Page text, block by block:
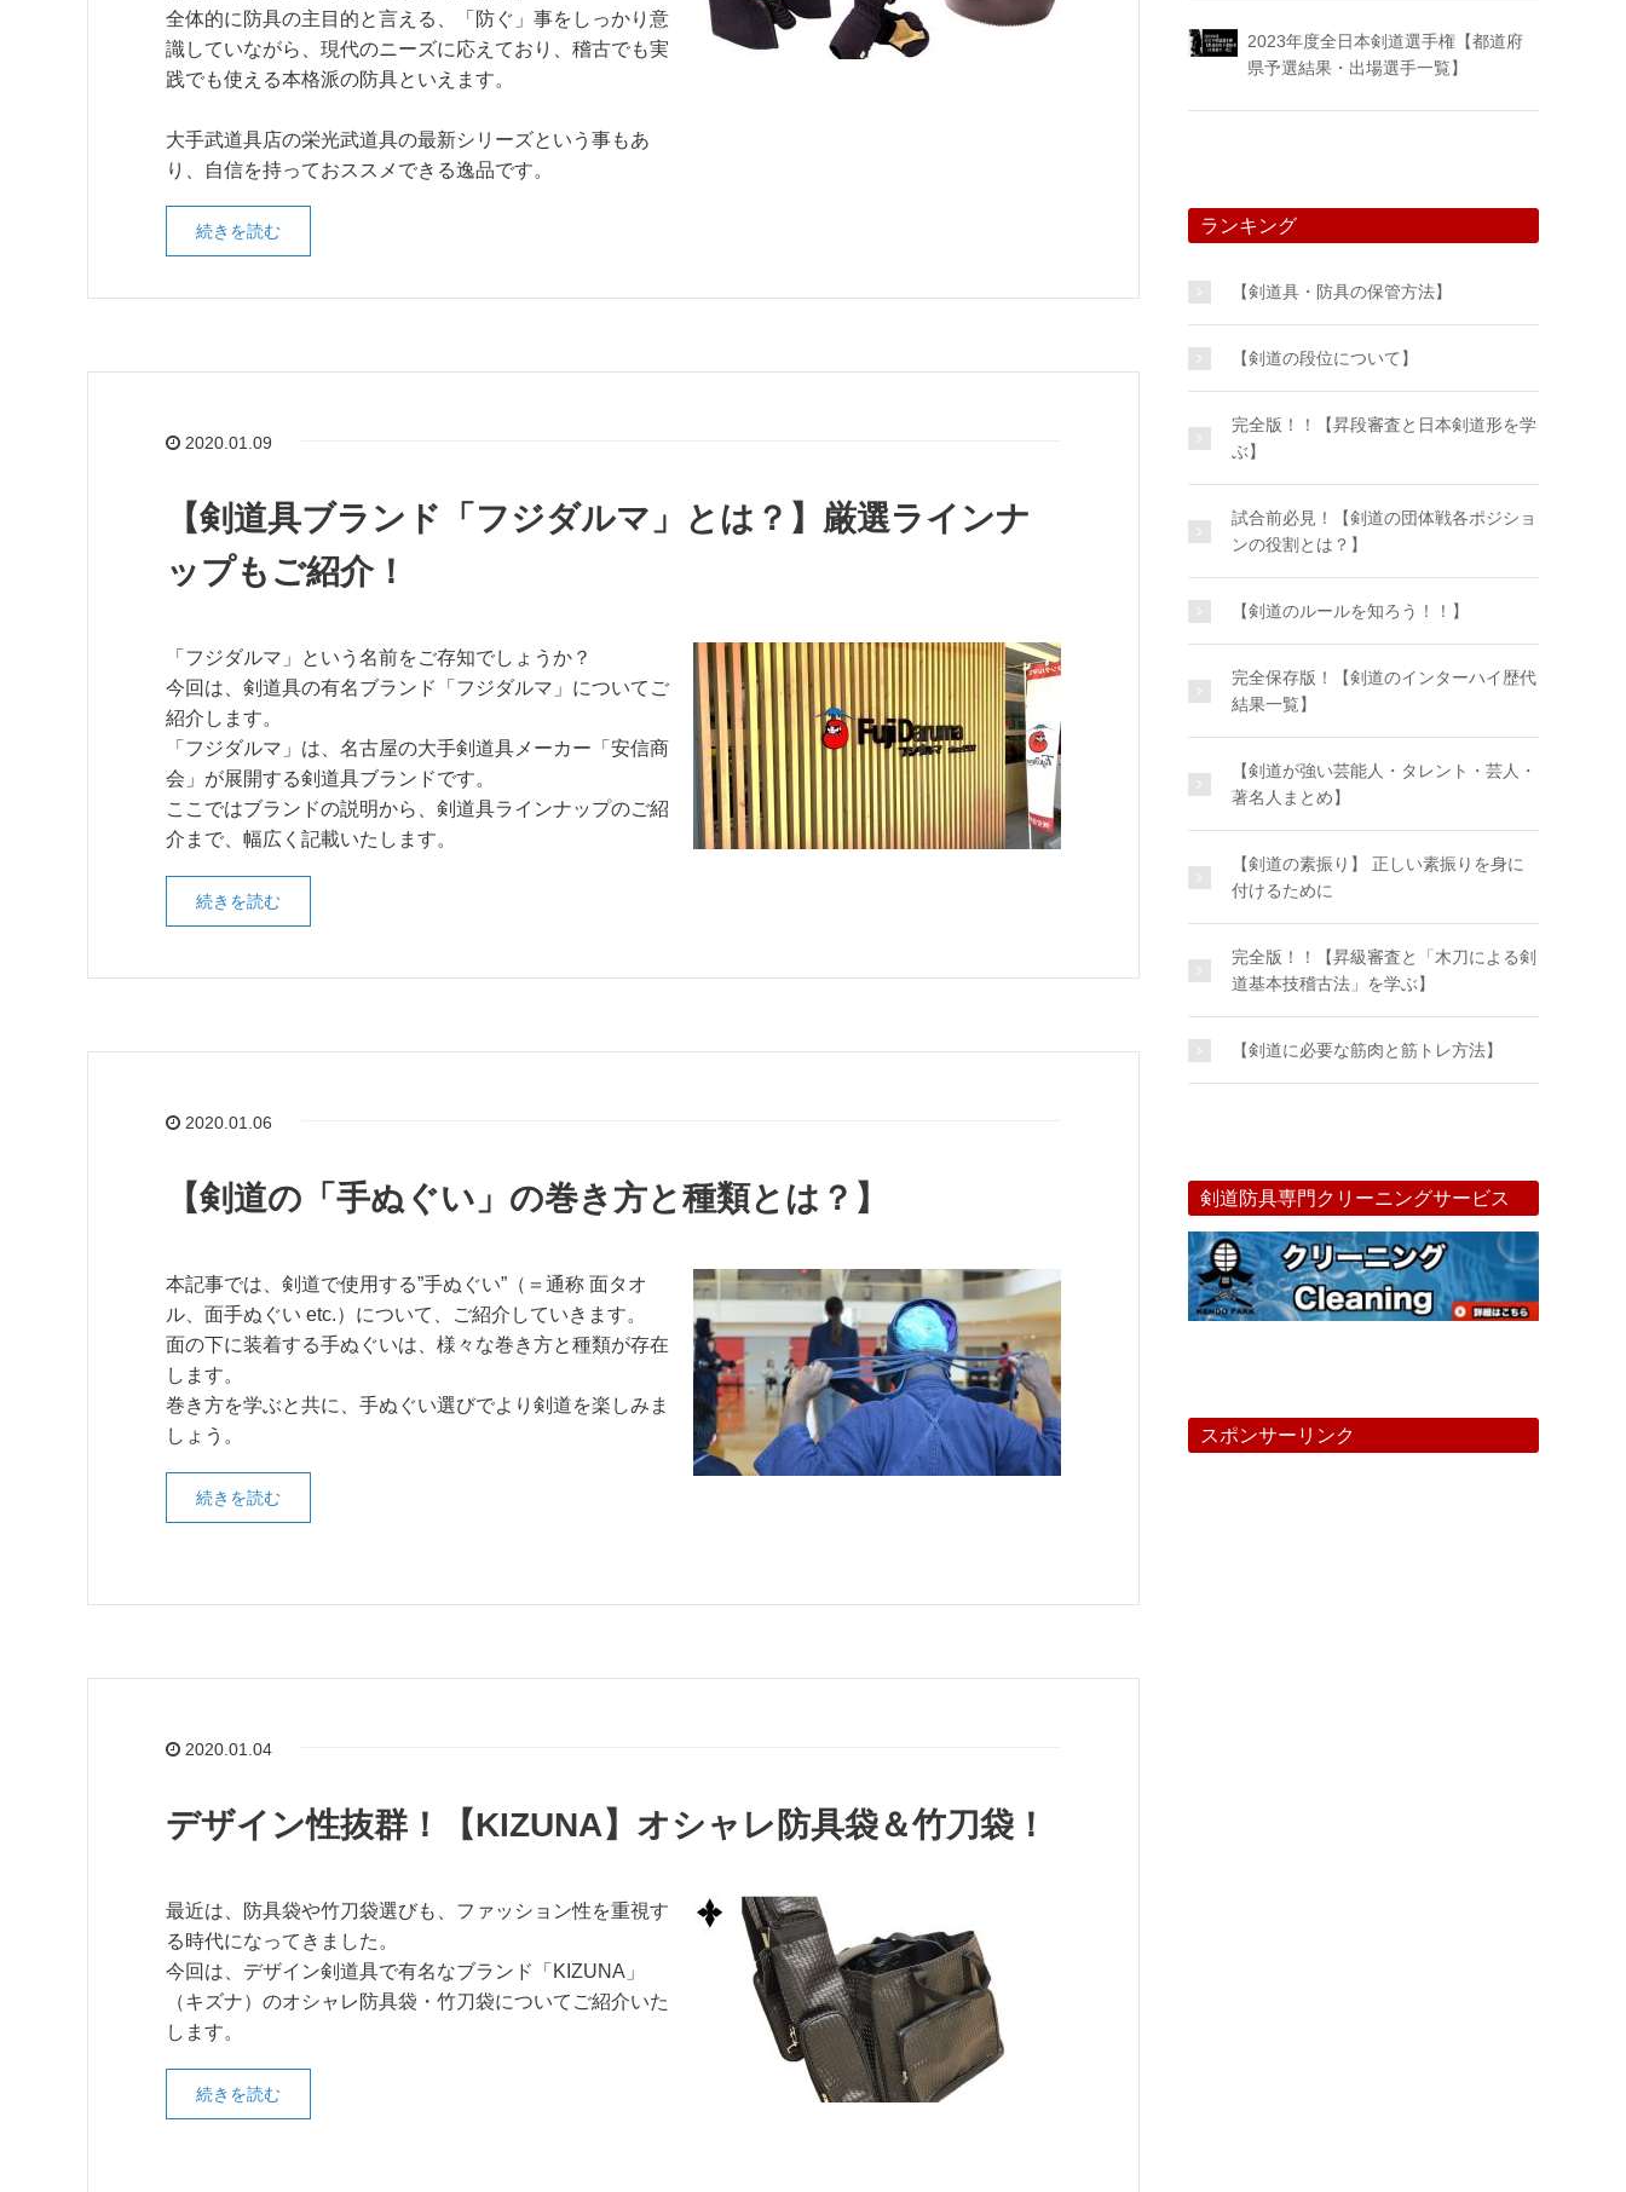
全体的に防具の主目的と言える、「防ぐ」事をしっかり意
識していながら、現代のニーズに応えており、稽古でも実
践でも使える本格派の防具といえます。
大手武道具店の栄光武道具の最新シリーズという事もあ
り、自信を持っておススメできる逸品です。
続きを読む
2020.01.09
【剣道具ブランド「フジダルマ」とは？】厳選ラインナ
ップもご紹介！
「フジダルマ」という名前をご存知でしょうか？
今回は、剣道具の有名ブランド「フジダルマ」についてご
紹介します。
「フジダルマ」は、名古屋の大手剣道具メーカー「安信商
会」が展開する剣道具ブランドです。
ここではブランドの説明から、剣道具ラインナップのご紹
介まで、幅広く記載いたします。
続きを読む
2020.01.06
【剣道の「手ぬぐい」の巻き方と種類とは？】
本記事では、剣道で使用する”手ぬぐい”（＝通称 面タオ
ル、面手ぬぐい etc.）について、ご紹介していきます。
面の下に装着する手ぬぐいは、様々な巻き方と種類が存在
します。
巻き方を学ぶと共に、手ぬぐい選びでより剣道を楽しみま
しょう。
続きを読む
2020.01.04
デザイン性抜群！【KIZUNA】オシャレ防具袋＆竹刀袋！
最近は、防具袋や竹刀袋選びも、ファッション性を重視す
る時代になってきました。
今回は、デザイン剣道具で有名なブランド「KIZUNA」
（キズナ）のオシャレ防具袋・竹刀袋についてご紹介いた
します。
続きを読む
2023年度全日本剣道選手権【都道府
県予選結果・出場選手一覧】
ランキング
【剣道具・防具の保管方法】
【剣道の段位について】
完全版！！【昇段審査と日本剣道形を学
ぶ】
試合前必見！【剣道の団体戦各ポジショ
ンの役割とは？】
【剣道のルールを知ろう！！】
完全保存版！【剣道のインターハイ歴代
結果一覧】
【剣道が強い芸能人・タレント・芸人・
著名人まとめ】
【剣道の素振り】 正しい素振りを身に
付けるために
完全版！！【昇級審査と「木刀による剣
道基本技稽古法」を学ぶ】
【剣道に必要な筋肉と筋トレ方法】
剣道防具専門クリーニングサービス
スポンサーリンク